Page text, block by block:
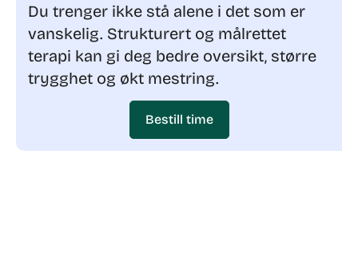
Du trenger ikke stå alene i det som er
vanskelig. Strukturert og målrettet
terapi kan gi deg bedre oversikt, større
trygghet og økt mestring.
Bestill time